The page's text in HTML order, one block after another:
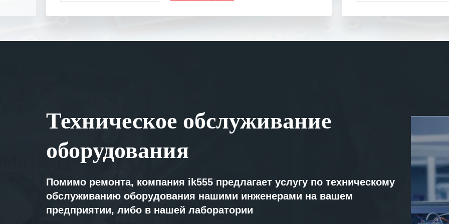
нашими компаниями открытые и
доверительные партнерские отношения и
искренне желаем «Инженерной компании
«555» долгих лет успеха и процветания.
Техническое обслуживание
оборудования
Помимо ремонта, компания ik555 предлагает услугу по техническому
обслуживанию оборудования нашими инженерами на вашем
предприятии, либо в нашей лаборатории